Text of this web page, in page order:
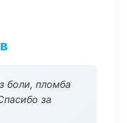
боли, пломба
за